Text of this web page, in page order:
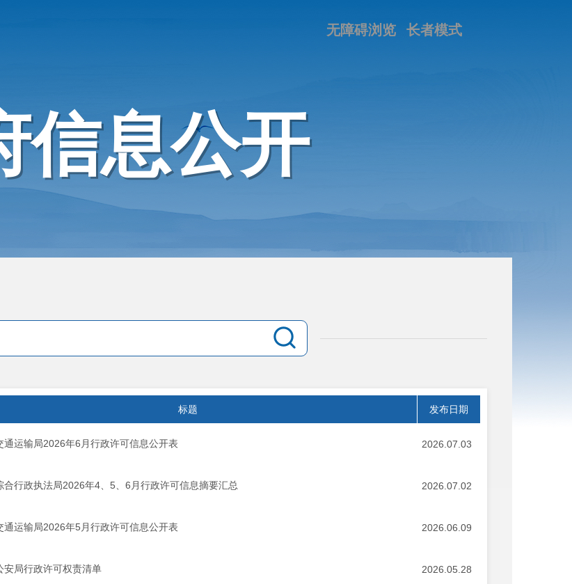
长者模式
无障碍浏览
信息公开
标题 发布日期
通运输局2026年6月行政许可信息公开表 2026.07.03
合行政执法局2026年4、5、6月行政许可信息摘要汇总 2026.07.02
通运输局2026年5月行政许可信息公开表 2026.06.09
安局行政许可权责清单 2026.05.28